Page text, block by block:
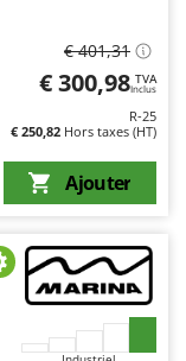
€ 401,31
€ 300,98 TVA
Inclus
R-25
€ 250,82 Hors taxes (HT)
Ajouter